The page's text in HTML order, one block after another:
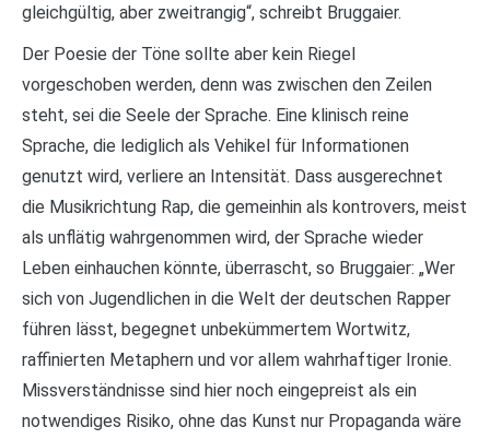
gleichgültig, aber zweitrangig“, schreibt Bruggaier.
Der Poesie der Töne sollte aber kein Riegel
vorgeschoben werden, denn was zwischen den Zeilen
steht, sei die Seele der Sprache. Eine klinisch reine
Sprache, die lediglich als Vehikel für Informationen
genutzt wird, verliere an Intensität. Dass ausgerechnet
die Musikrichtung Rap, die gemeinhin als kontrovers, meist
als unflätig wahrgenommen wird, der Sprache wieder
Leben einhauchen könnte, überrascht, so Bruggaier: „Wer
sich von Jugendlichen in die Welt der deutschen Rapper
führen lässt, begegnet unbekümmertem Wortwitz,
raffinierten Metaphern und vor allem wahrhaftiger Ironie.
Missverständnisse sind hier noch eingepreist als ein
notwendiges Risiko, ohne das Kunst nur Propaganda wäre